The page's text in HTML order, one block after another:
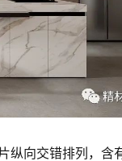
纵向交错排列，含